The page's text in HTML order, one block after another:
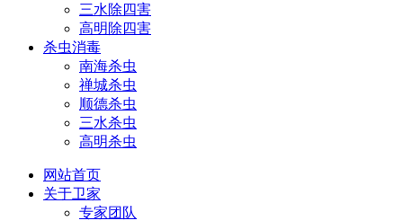
三水除四害
高明除四害
杀虫消毒
南海杀虫
禅城杀虫
顺德杀虫
三水杀虫
高明杀虫
网站首页
关于卫家
专家团队